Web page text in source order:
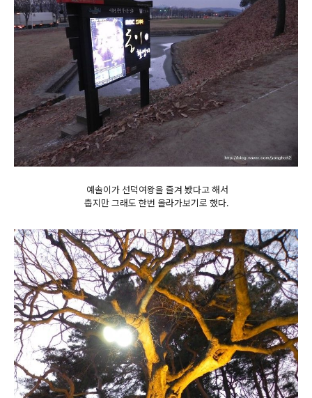
예솔이가 선덕여왕을 즐겨 봤다고 해서
춥지만 그래도 한번 올라가보기로 했다.